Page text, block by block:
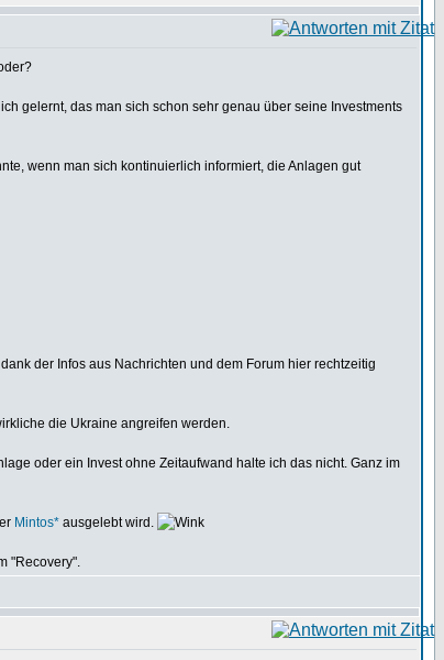
gelernt, das man sich schon sehr genau über seine Investments
wenn man sich kontinuierlich informiert, die Anlagen gut
der Infos aus Nachrichten und dem Forum hier rechtzeitig
die Ukraine angreifen werden.
oder ein Invest ohne Zeitaufwand halte ich das nicht. Ganz im
Mintos* ausgelebt wird.
"Recovery".